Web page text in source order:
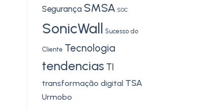
Segurança SMSA SOC
SonicWall Sucesso do
Cliente Tecnologia
tendencias TI
transformação digital TSA
Urmobo